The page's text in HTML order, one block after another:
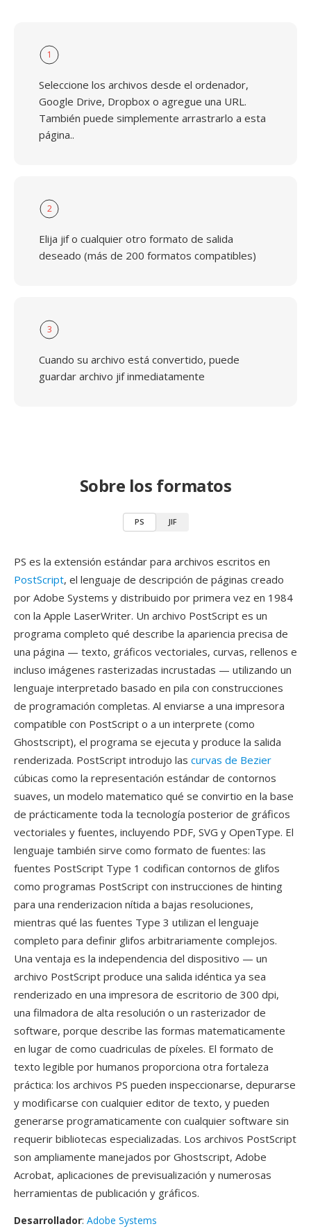
1
Seleccione los archivos desde el ordenador,
Google Drive, Dropbox o agregue una URL.
También puede simplemente arrastrarlo a esta
página..
2
Elija jif o cualquier otro formato de salida
deseado (más de 200 formatos compatibles)
3
Cuando su archivo está convertido, puede
guardar archivo jif inmediatamente
Sobre los formatos
PS JIF
PS es la extensión estándar para archivos escritos en
PostScript, el lenguaje de descripción de páginas creado
por Adobe Systems y distribuido por primera vez en 1984
con la Apple LaserWriter. Un archivo PostScript es un
programa completo qué describe la apariencia precisa de
una página — texto, gráficos vectoriales, curvas, rellenos e
incluso imágenes rasterizadas incrustadas — utilizando un
lenguaje interpretado basado en pila con construcciones
de programación completas. Al enviarse a una impresora
compatible con PostScript o a un interprete (como
Ghostscript), el programa se ejecuta y produce la salida
renderizada. PostScript introdujo las curvas de Bezier
cúbicas como la representación estándar de contornos
suaves, un modelo matematico qué se convirtio en la base
de prácticamente toda la tecnología posterior de gráficos
vectoriales y fuentes, incluyendo PDF, SVG y OpenType. El
lenguaje también sirve como formato de fuentes: las
fuentes PostScript Type 1 codifican contornos de glifos
como programas PostScript con instrucciones de hinting
para una renderizacion nítida a bajas resoluciones,
mientras qué las fuentes Type 3 utilizan el lenguaje
completo para definir glifos arbitrariamente complejos.
Una ventaja es la independencia del dispositivo — un
archivo PostScript produce una salida idéntica ya sea
renderizado en una impresora de escritorio de 300 dpi,
una filmadora de alta resolución o un rasterizador de
software, porque describe las formas matematicamente
en lugar de como cuadriculas de píxeles. El formato de
texto legible por humanos proporciona otra fortaleza
práctica: los archivos PS pueden inspeccionarse, depurarse
y modificarse con cualquier editor de texto, y pueden
generarse programaticamente con cualquier software sin
requerir bibliotecas especializadas. Los archivos PostScript
son ampliamente manejados por Ghostscript, Adobe
Acrobat, aplicaciones de previsualización y numerosas
herramientas de publicación y gráficos.
Desarrollador: Adobe Systems